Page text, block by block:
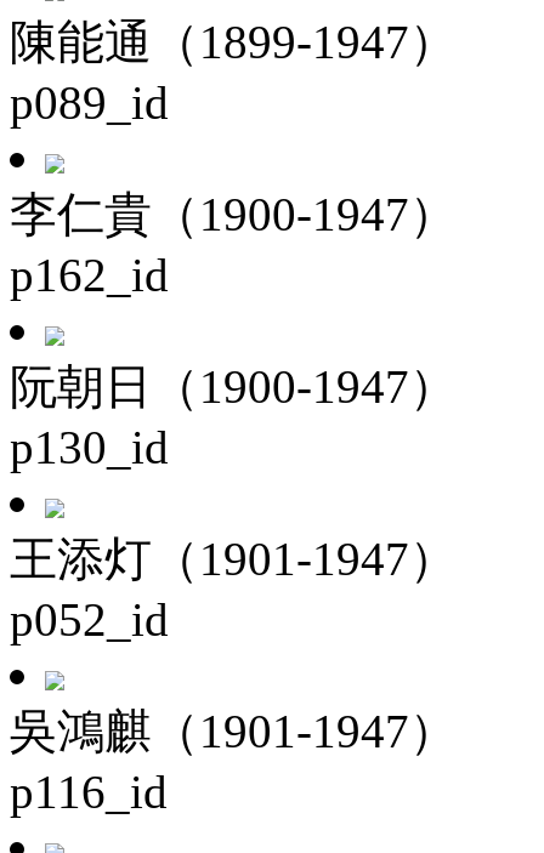
陳能通（1899-1947）
p089_id
李仁貴（1900-1947）
p162_id
阮朝日（1900-1947）
p130_id
王添灯（1901-1947）
p052_id
吳鴻麒（1901-1947）
p116_id